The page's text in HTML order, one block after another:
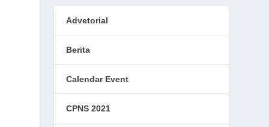
Advetorial
Berita
Calendar Event
CPNS 2021